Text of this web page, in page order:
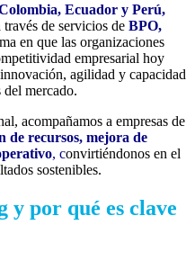
Ecuador y Perú,
de servicios de BPO,
en que las organizaciones
empresarial hoy
agilidad y capacidad
del mercado.
acompañamos a empresas de
de recursos, mejora de
, convirtiéndonos en el
sostenibles.
y por qué es clave